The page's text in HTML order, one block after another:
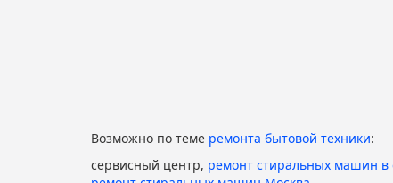
Возможно по теме ремонта бытовой техники:
сервисный центр, ремонт стиральных машин в